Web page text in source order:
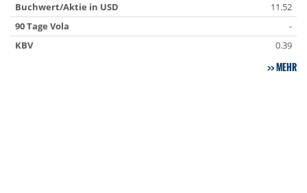
Buchwert/Aktie in USD
11.52
90 Tage Vola
-
KBV
0.39
MEHR